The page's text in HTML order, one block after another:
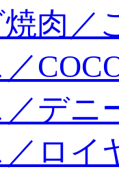
肉／
デニ
ロイ